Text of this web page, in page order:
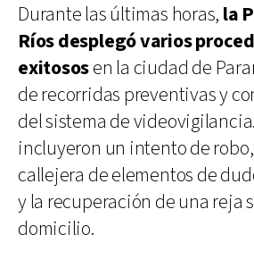
Durante las últimas horas, la
Ríos desplegó varios
exitososen la ciudad de
de recorridas preventivas y
del sistema de
incluyeron un intento de
callejera de elementos de
y la recuperación de una reja
domicilio.